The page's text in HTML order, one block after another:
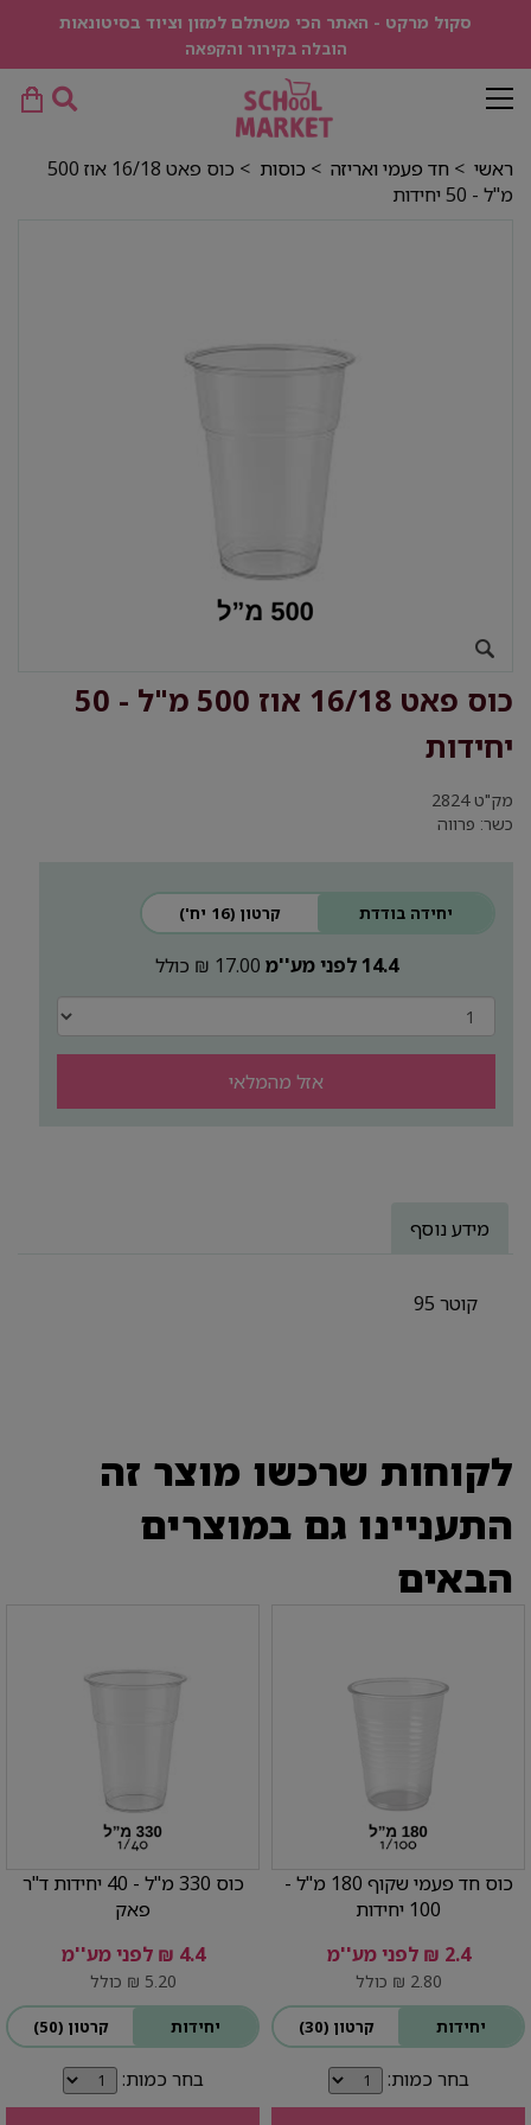
סקול מרקט - האתר הכי משתלם למזון וציוד בסיטונאות
הובלה בקירור והקפאה
ראשי > חד פעמי ואריזה > כוסות
> כוס פאט 16/18 אוז 500
מ"ל - 50 יחידות
כוס פאט 16/18 אוז 500 מ"ל - 50
יחידות
מק"ט 2824
כשר: פרווה
יחידה בודדת קרטון (16 יח')
14.4 לפני מע''מ 17.00 ₪ כולל
אזל מהמלאי
מידע נוסף
קוטר 95
לקוחות שרכשו מוצר זה
התעניינו גם במוצרים
הבאים
כוס חד פעמי שקוף 180 מ"ל -
100 יחידות
2.4 ₪ לפני מע''מ
2.80 ₪ כולל
יחידות קרטון (30)
בחר כמות:
כוס 330 מ"ל - 40 יחידות ד"ר
פאק
4.4 ₪ לפני מע''מ
5.20 ₪ כולל
יחידות קרטון (50)
בחר כמות: